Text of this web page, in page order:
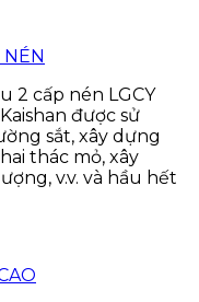
2 cấp nén LGCY
được sử
sắt, xây dựng
thác mỏ, xây
v.v. và hầu hết